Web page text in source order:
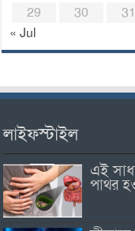
29
30
31
« Jul
লাইফস্টাইল
এই
পাথর